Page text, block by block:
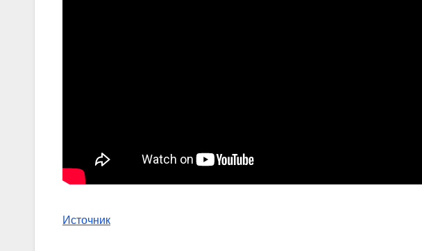
Источник